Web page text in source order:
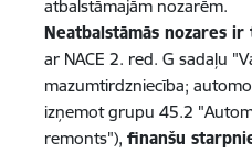
atbalstāmajām nozarēm.
Neatbalstāmās nozares
ar NACE 2. red. G sadaļu
mazumtirdzniecība;
izņemot grupu 45.2
remonts"), finanšu